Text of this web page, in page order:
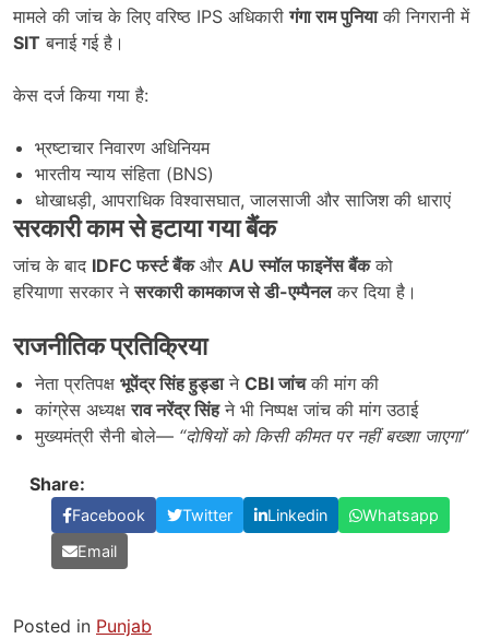
मामले की जांच के लिए वरिष्ठ IPS अधिकारीगंगा राम पुनियाकी निगरानी में
SIT बनाई गई है।
केस दर्ज किया गया है:
भ्रष्टाचार निवारण अधिनियम
भारतीय न्याय संहिता (BNS)
धोखाधड़ी, आपराधिक विश्वासघात, जालसाजी और साजिश की धाराएं
सरकारी काम से हटाया गया बैंक
जांच के बाद IDFC फर्स्ट बैंकऔर AU स्मॉल फाइनेंस बैंकको
हरियाणा सरकार नेसरकारी कामकाज से डी-एम्पैनलकर दिया है।
राजनीतिक प्रतिक्रिया
नेता प्रतिपक्ष भूपेंद्र सिंह हुड्डाने CBI जांचकी मांग की
कांग्रेस अध्यक्षराव नरेंद्र सिंहने भी निष्पक्ष जांच की मांग उठाई
मुख्यमंत्री सैनी बोले— “दोषियों को किसी कीमत पर नहीं बख्शा जाएगा”
Share:
Facebook Twitter Linkedin
Whatsapp
Email
Posted in Punjab